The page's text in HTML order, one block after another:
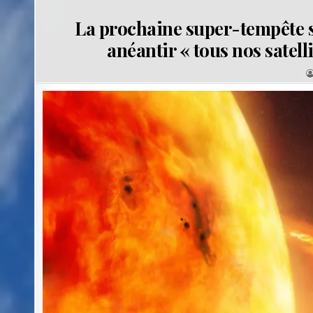
La prochaine super-
anéantir « tous nos